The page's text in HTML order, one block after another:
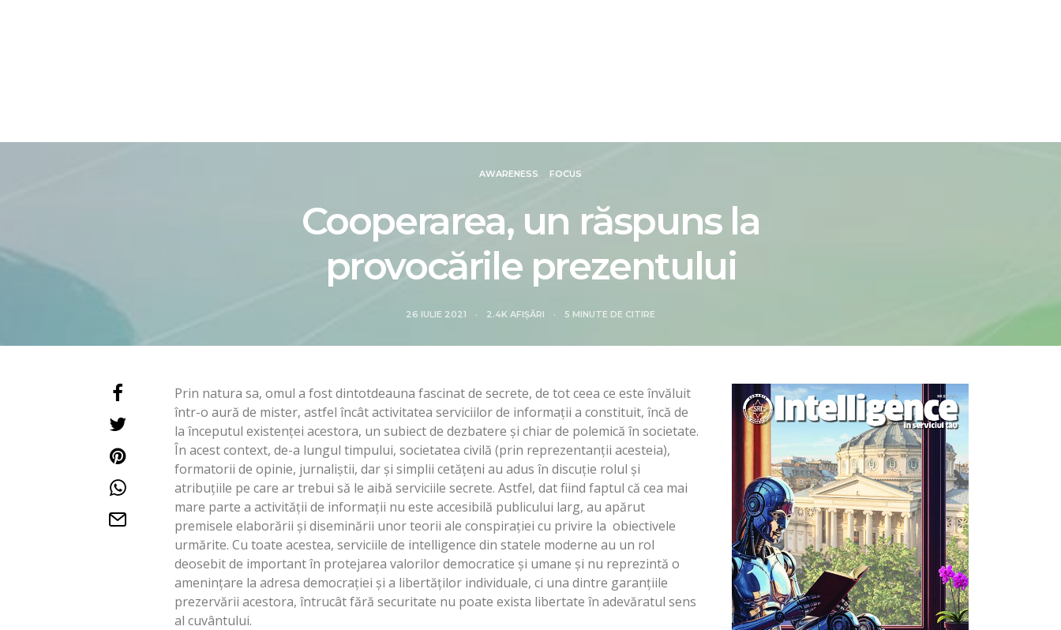
AWARENESS FOCUS
Cooperarea, un răspuns la
provocările prezentului
26 IULIE 2021 2.4K AFIȘĂRI 5 MINUTE DE CITIRE
Prin natura sa, omul a fost dintotdeauna fascinat de secrete, de tot ceea ce este învăluit
într-o aură de mister, astfel încât activitatea serviciilor de informații a constituit, încă de
la începutul existenţei acestora, un subiect de dezbatere și chiar de polemică în societate.
În acest context, de-a lungul timpului, societatea civilă (prin reprezentanții acesteia),
formatorii de opinie, jurnaliștii, dar și simplii cetățeni au adus în discuție rolul și
atribuțiile pe care ar trebui să le aibă serviciile secrete. Astfel, dat fiind faptul că cea mai
mare parte a activității de informații nu este accesibilă publicului larg, au apărut
premisele elaborării și diseminării unor teorii ale conspirației cu privire la obiectivele
urmărite. Cu toate acestea, serviciile de intelligence din statele moderne au un rol
deosebit de important în protejarea valorilor democratice și umane și nu reprezintă o
amenințare la adresa democrației și a libertăților individuale, ci una dintre garanțiile
prezervării acestora, întrucât fără securitate nu poate exista libertate în adevăratul sens
al cuvântului.